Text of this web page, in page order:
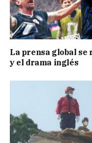
La prensa global
y el drama inglés